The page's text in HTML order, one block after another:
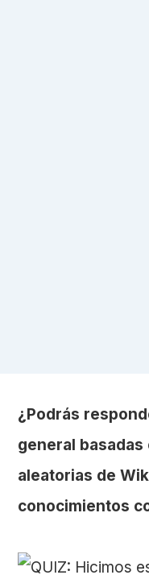
¿Podrás
general
aleatorias de
conocimientos